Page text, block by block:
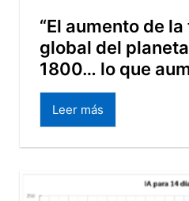
“El aumento de
global del
1800… lo que
Leer más